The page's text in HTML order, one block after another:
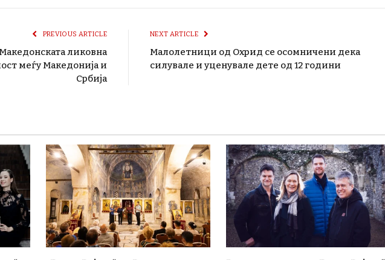
PREVIOUS ARTICLE
ликовна
меѓу Македонија и
Србија
NEXT ARTICLE
Малолетници од Охрид се осомничени дека
силувале и уценувале дете од 12 години